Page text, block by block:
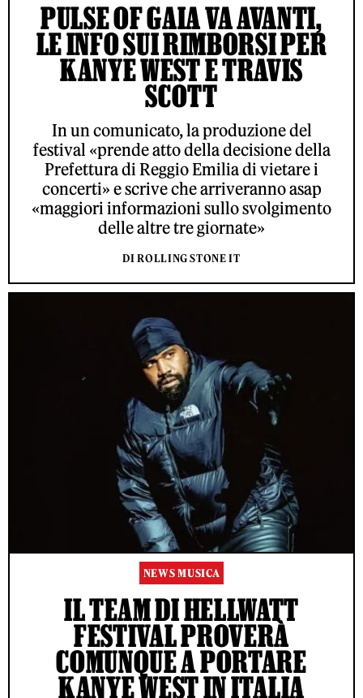
PULSE OF GAIA VA AVANTI,
LE INFO SUI RIMBORSI PER
KANYE WEST E TRAVIS
SCOTT
In un comunicato, la produzione del
festival «prende atto della decisione della
Prefettura di Reggio Emilia di vietare i
concerti» e scrive che arriveranno asap
«maggiori informazioni sullo svolgimento
delle altre tre giornate»
DI ROLLING STONE IT
NEWS MUSICA
IL TEAM DI HELLWATT
FESTIVAL PROVERÀ
COMUNQUE A PORTARE
KANYE WEST IN ITALIA